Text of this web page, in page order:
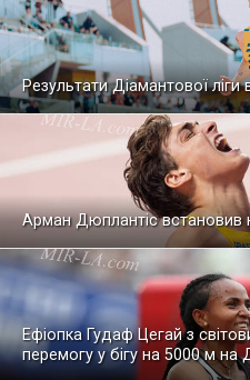
Результати Діамантової
Арман Дюплантіс встановив
Ефіопка Гудаф Цегай з
перемогу у бігу на 5000 м на